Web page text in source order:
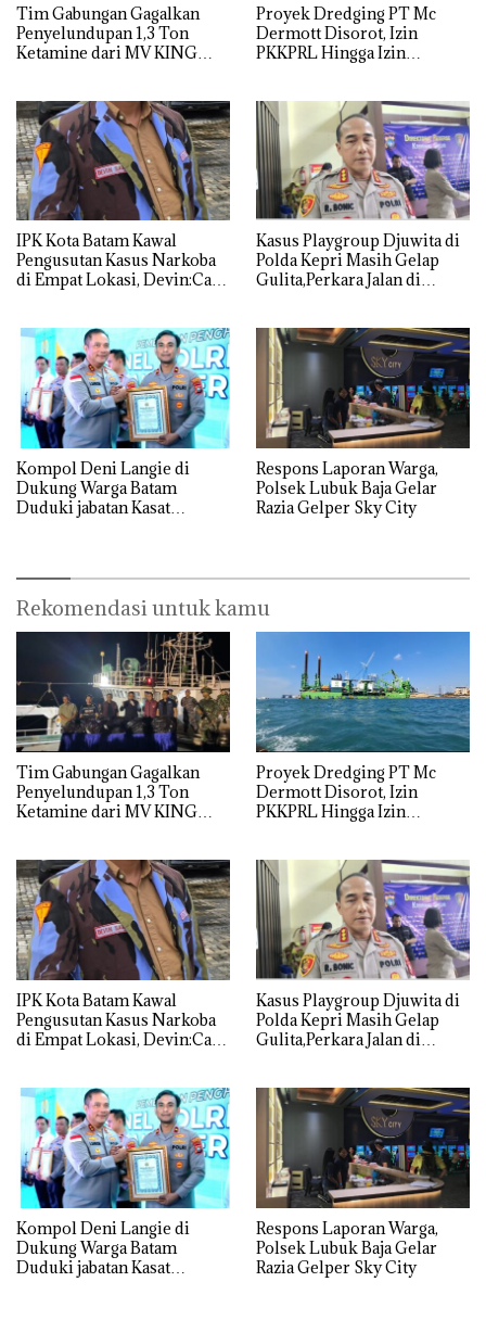
Tim Gabungan Gagalkan
Penyelundupan 1,3 Ton
Ketamine dari MV KING
Proyek Dredging PT Mc
Dermott Disorot, Izin
PKKPRL Hingga Izin
IPK Kota Batam Kawal
Pengusutan Kasus Narkoba
di Empat Lokasi, Devin:Cari
Kasus Playgroup Djuwita di
Polda Kepri Masih Gelap
Gulita,Perkara Jalan di
Kompol Deni Langie di
Dukung Warga Batam
Duduki jabatan Kasat
Respons Laporan Warga,
Polsek Lubuk Baja Gelar
Razia Gelper Sky City
Rekomendasi untuk kamu
Tim Gabungan Gagalkan
Penyelundupan 1,3 Ton
Ketamine dari MV KING
Proyek Dredging PT Mc
Dermott Disorot, Izin
PKKPRL Hingga Izin
IPK Kota Batam Kawal
Pengusutan Kasus Narkoba
di Empat Lokasi, Devin:Cari
Kasus Playgroup Djuwita di
Polda Kepri Masih Gelap
Gulita,Perkara Jalan di
Kompol Deni Langie di
Dukung Warga Batam
Duduki jabatan Kasat
Respons Laporan Warga,
Polsek Lubuk Baja Gelar
Razia Gelper Sky City